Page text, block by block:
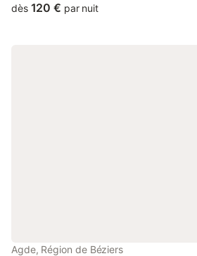
dès 120 € par nuit
Agde, Région de Béziers